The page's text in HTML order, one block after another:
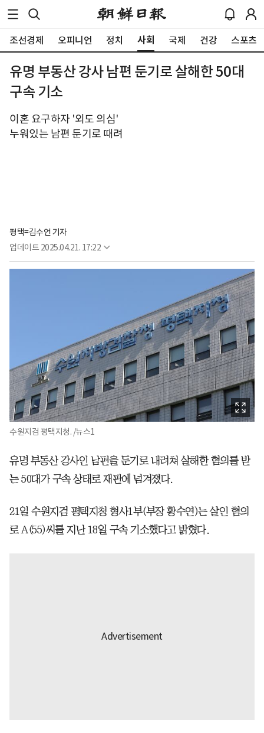
조선경제 오피니언 정치 사회 국제 건강 스포츠
유명 부동산 강사 남편 둔기로 살해한 50대
구속 기소
이혼 요구하자 '외도 의심'
누워있는 남편 둔기로 때려
평택=김수언 기자
업데이트 2025.04.21. 17:22
수원지검 평택지청. /뉴스1
유명 부동산 강사인 남편을 둔기로 내려쳐 살해한 혐의를 받
는 50대가 구속 상태로 재판에 넘겨졌다.
21일 수원지검 평택지청 형사1부(부장 황수연)는 살인 혐의
로 A(55)씨를 지난 18일 구속 기소했다고 밝혔다.